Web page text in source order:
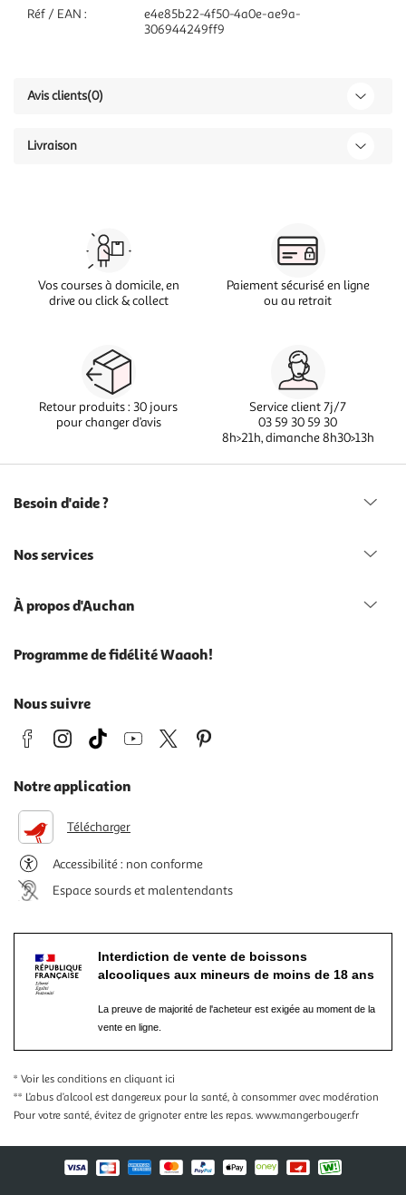
Réf / EAN :
e4e85b22-4f50-4a0e-ae9a-
306944249ff9
Avis clients(0)
Livraison
Vos courses à domicile, en
drive ou click & collect
Paiement sécurisé en ligne
ou au retrait
Retour produits : 30 jours
pour changer d’avis
Service client 7j/7
03 59 30 59 30
8h>21h, dimanche 8h30>13h
Besoin d'aide ?
Nos services
À propos d'Auchan
Programme de fidélité Waaoh!
Nous suivre
Notre application
Télécharger
Accessibilité : non conforme
Espace sourds et malentendants
Interdiction de vente de boissons
alcooliques aux mineurs de moins de 18 ans
La preuve de majorité de l'acheteur est exigée au moment de la
vente en ligne.
* Voir les conditions en cliquant ici
** L’abus d’alcool est dangereux pour la santé, à consommer avec modération
Pour votre santé, évitez de grignoter entre les repas. www.mangerbouger.fr